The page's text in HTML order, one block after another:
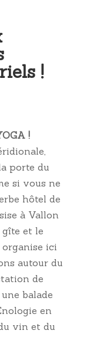
!
!
porte du
si vous ne
hôtel de
à Vallon
gîte et le
ici
autour du
de
balade
en
vin et du